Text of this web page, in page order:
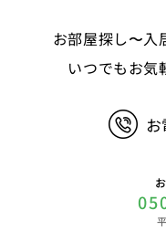
お部屋探し〜入
いつでもお気